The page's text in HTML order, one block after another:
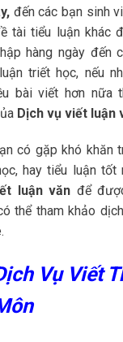
đến các bạn sinh
tài tiểu luận khác
hàng ngày đến
triết học, nếu
bài viết hơn nữa
Dịch vụ viết luận
có gặp khó khăn
hay tiểu luận tốt
luận văn để
thể tham khảo
Vụ Viết